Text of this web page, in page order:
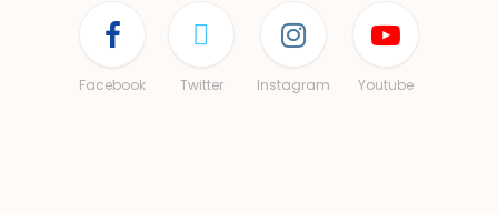
Facebook Twitter Instagram Youtube